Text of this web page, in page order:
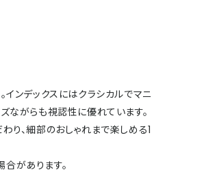
インデックスにはクラシカルでマニ
ながらも視認性に優れています。
り、細部のおしゃれまで楽しめる1
があります。